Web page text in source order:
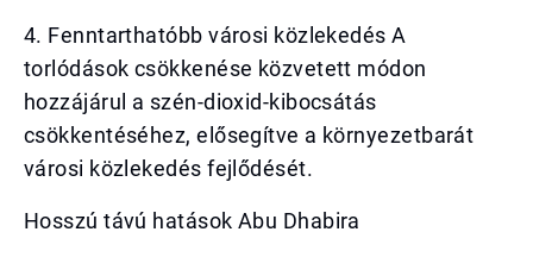
4. Fenntarthatóbb városi közlekedés A
torlódások csökkenése közvetett módon
hozzájárul a szén-dioxid-kibocsátás
csökkentéséhez, elősegítve a környezetbarát
városi közlekedés fejlődését.
Hosszú távú hatások Abu Dhabira